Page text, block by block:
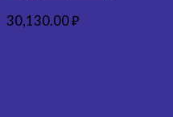
30,130.00₽